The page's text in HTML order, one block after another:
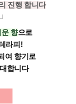
진행 합니다
운 향으로
라피!
여 향기로
합니다